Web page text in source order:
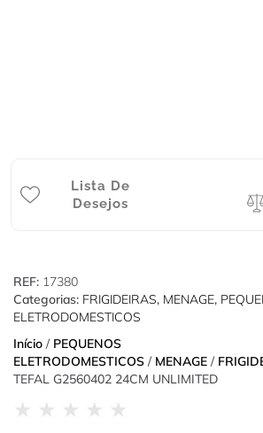
Lista De
Desejos
REF: 17380
Categorias: FRIGIDEIRAS, MENAGE,
ELETRODOMESTICOS
Início / PEQUENOS
ELETRODOMESTICOS / MENAGE /
TEFAL G2560402 24CM UNLIMITED
★ ★ ★ ★ ★